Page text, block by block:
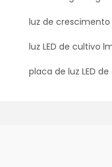
luz de
luz LED de cultivo
placa de luz LED